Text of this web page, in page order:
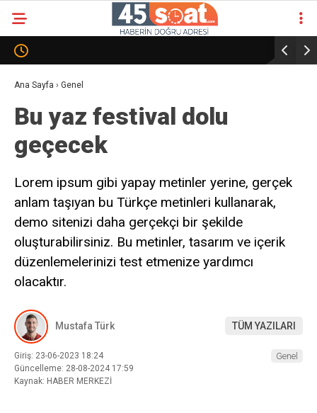
Ana Sayfa › Genel
Bu yaz festival dolu
geçecek
Lorem ipsum gibi yapay metinler yerine, gerçek
anlam taşıyan bu Türkçe metinleri kullanarak,
demo sitenizi daha gerçekçi bir şekilde
oluşturabilirsiniz. Bu metinler, tasarım ve içerik
düzenlemelerinizi test etmenize yardımcı
olacaktır.
Mustafa Türk TÜM YAZILARI
Giriş: 23-06-2023 18:24
Güncelleme: 28-08-2024 17:59
Kaynak: HABER MERKEZİ
Genel